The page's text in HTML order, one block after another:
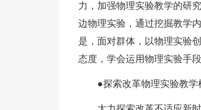
力，加强物理实验教学的研
边物理实验，通过挖掘教学
是，面对群体，以物理实验
态度，学会运用物理实验手
●探索改革物理实验教